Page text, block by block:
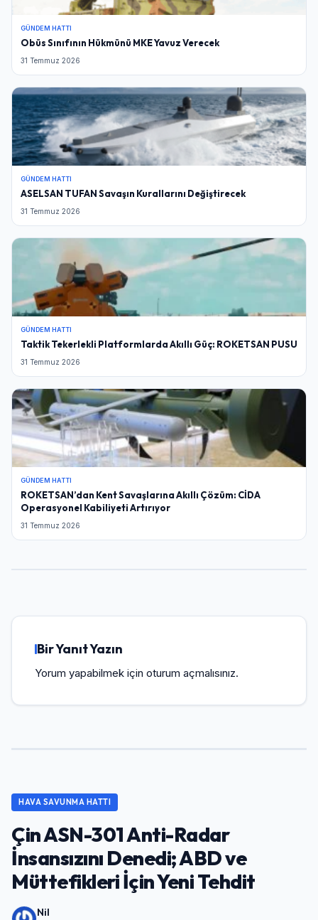
GÜNDEM HATTI
Obüs Sınıfının Hükmünü MKE Yavuz Verecek
31 Temmuz 2026
GÜNDEM HATTI
ASELSAN TUFAN Savaşın Kurallarını Değiştirecek
31 Temmuz 2026
GÜNDEM HATTI
Taktik Tekerlekli Platformlarda Akıllı Güç: ROKETSAN PUSU
31 Temmuz 2026
GÜNDEM HATTI
ROKETSAN’dan Kent Savaşlarına Akıllı Çözüm: CİDA
Operasyonel Kabiliyeti Artırıyor
31 Temmuz 2026
Bir Yanıt Yazın
Yorum yapabilmek için oturum açmalısınız.
HAVA SAVUNMA HATTI
Çin ASN-301 Anti-Radar
İnsansızını Denedi; ABD ve
Müttefikleri İçin Yeni Tehdit
Nil